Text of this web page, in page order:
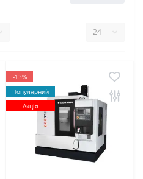
-13%
Популярний
Акція